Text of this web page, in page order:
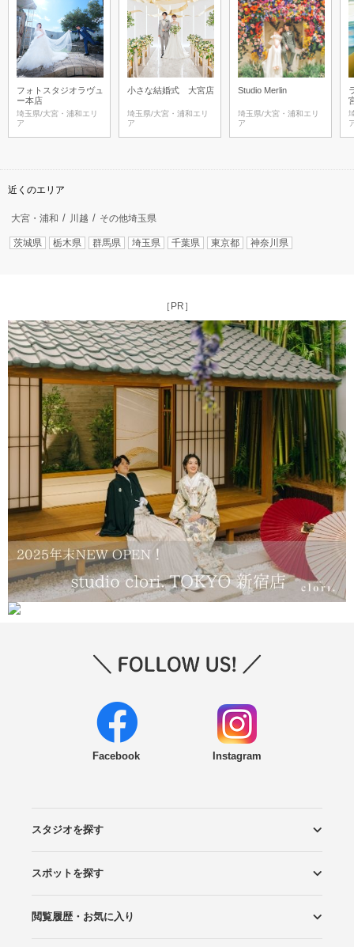
フォトスタジオラヴュ
ー本店
埼玉県/大宮・浦和エリ
ア
小さな結婚式 大宮店
埼玉県/大宮・浦和エリ
ア
Studio Merlin
埼玉県/大宮・浦和エリ
ア
近くのエリア
大宮・浦和 川越 その他埼玉県
茨城県 栃木県 群馬県 埼玉県 千葉県 東京都 神奈川県
［PR］
Facebook Instagram
スタジオを探す
エリアから探す
こだわりから探す
NEW PHOTO STYLE
プランから探す
フォトタイプ診断
フォトグラファーから探す
国内リゾートから探す
スポットを探す
ロケーションから探す
スタジオから探す
閲覧履歴・お気に入り